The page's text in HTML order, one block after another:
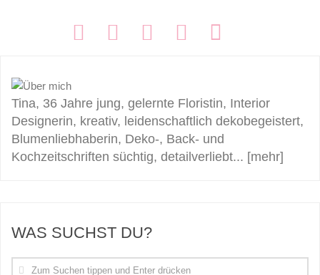
Tina, 36 Jahre jung, gelernte Floristin, Interior
Designerin, kreativ, leidenschaftlich dekobegeistert,
Blumenliebhaberin, Deko-, Back- und
Kochzeitschriften süchtig, detailverliebt... [mehr]
WAS SUCHST DU?